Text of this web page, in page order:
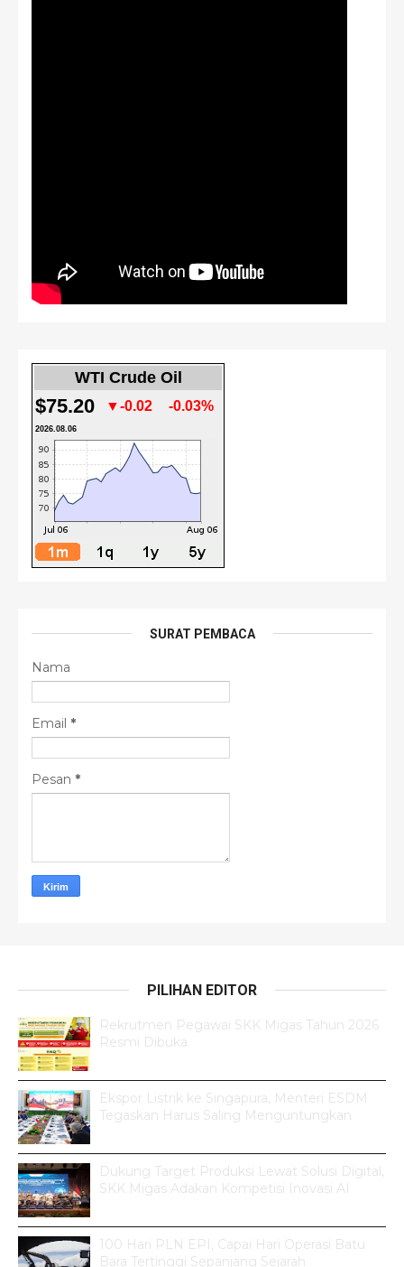
WTI Crude Oil
$75.20 ▼-0.02 -0.03%
2026.08.06
SURAT PEMBACA
Nama
Email *
Pesan *
PILIHAN EDITOR
Rekrutmen Pegawai SKK Migas Tahun 2026
Resmi Dibuka
Ekspor Listrik ke Singapura, Menteri ESDM
Tegaskan Harus Saling Menguntungkan
Dukung Target Produksi Lewat Solusi Digital,
SKK Migas Adakan Kompetisi Inovasi AI
100 Hari PLN EPI, Capai Hari Operasi Batu
Bara Tertinggi Sepanjang Sejarah